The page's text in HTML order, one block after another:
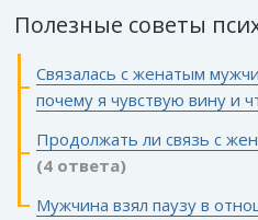
Полезные советы
Связалась с женатым
почему я чувствую вину и
Продолжать ли связь с
(4 ответа)
Мужчина взял паузу в